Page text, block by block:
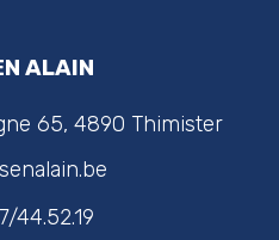
ALAIN
65, 4890 Thimister
44.52.19